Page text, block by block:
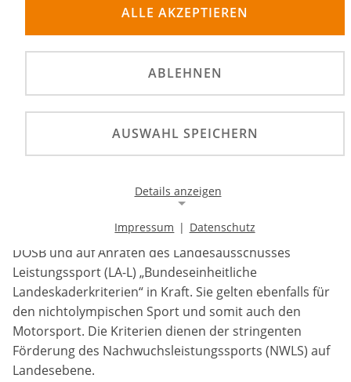
Seit Jahresbeginn 2026 gelten nach Vorgabe des
DOSB bundeseinheitliche Landeskaderkriterien
auch für den Motorsport. Sie fördern den
Downloadbereich Leistungssport.
Mit Beginn des Jahres 2026 traten nach Vorgabe des
DOSB und auf Anraten des Landesausschusses
Leistungssport (LA-L) „Bundeseinheitliche
Landeskaderkriterien“ in Kraft. Sie gelten ebenfalls für
den nichtolympischen Sport und somit auch den
Motorsport. Die Kriterien dienen der stringenten
Förderung des Nachwuchsleistungssports (NWLS) auf
Landesebene.
ALLE AKZEPTIEREN
ABLEHNEN
AUSWAHL SPEICHERN
Details anzeigen
Notwendige Cookies ermöglichen die Kernfunktionalität
einer Website. Sie helfen dabei, die Website nutzbar zu
machen, indem sie grundlegende Funktionen
ermöglichen. Ohne diese Cookies kann die Website nicht
richtig funktionieren.
Background Image
Impressum | Datenschutz